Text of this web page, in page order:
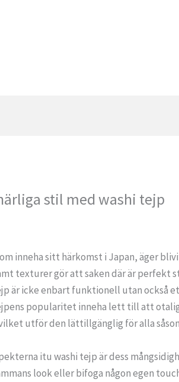
stil med washi tejp
inneha sitt härkomst i Japan, äger
texturer gör att saken där är perfekt
är icke enbart funktionell utan också
popularitet inneha lett till att
utför den lättillgänglig för alla
itu washi tejp är dess
look eller bifoga någon egen